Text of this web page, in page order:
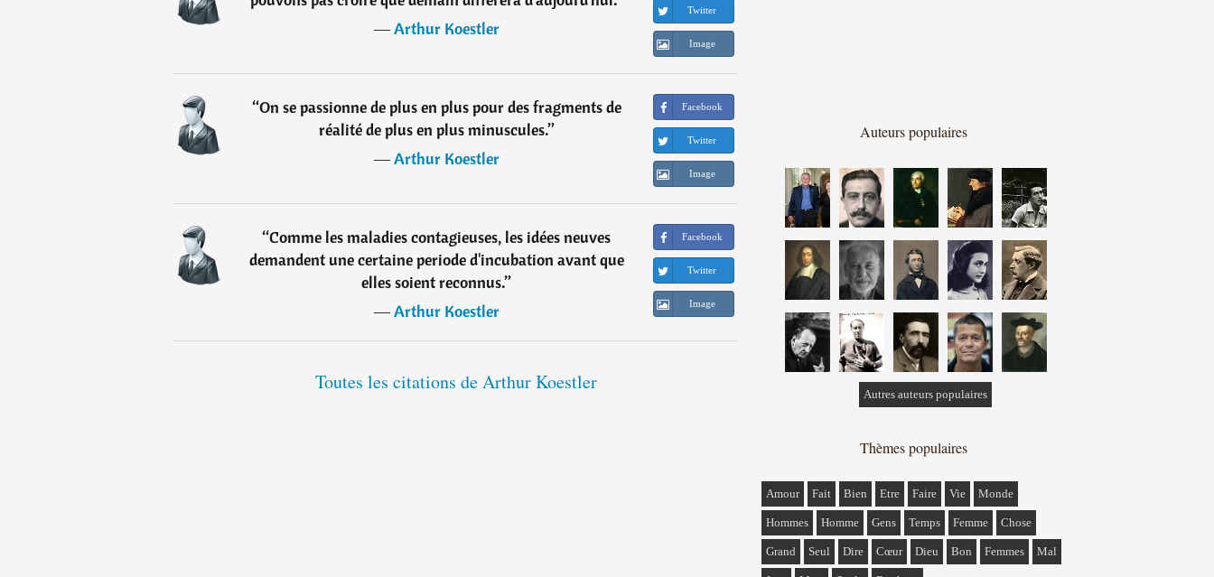
―Arthur Koestler
Twitter
Image
“On se passionne de plus en plus pour des fragments de
réalité de plus en plus minuscules.”
―Arthur Koestler
Facebook
Twitter
Image
“Comme les maladies contagieuses, les idées neuves
demandent une certaine periode d'incubation avant que
elles soient reconnus.”
―Arthur Koestler
Facebook
Twitter
Image
Toutes les citations de Arthur Koestler
Auteurs populaires
Autres auteurs populaires
Thèmes populaires
Amour Fait Bien Etre Faire Vie Monde
Hommes Homme Gens Temps Femme Chose
Grand Seul Dire Cœur Dieu Bon Femmes Mal